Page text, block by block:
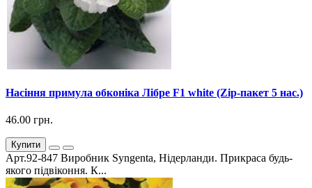
Насіння примула обконіка Лібре F1 white (Zip-пакет 5 нас.)
46.00 грн.
Купити
Арт.92-847 Виробник Syngenta, Нідерланди. Прикраса будь-
якого підвіконня. К...